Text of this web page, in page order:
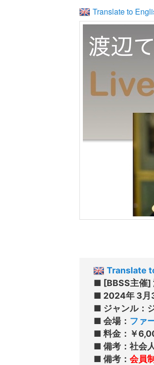
ン
ツ
移
Translate to
Translate
■ [BBSS主催]
■ 2024年 3月
■ ジャンル：
■ 会場： ファ
■ 料金：￥
■ 備考：社会
■ 備考： 会員